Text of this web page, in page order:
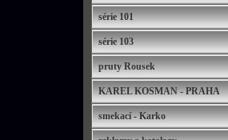
série 101
série 103
pruty Rousek
KAREL KOSMAN - PRAHA
smekací - Karko